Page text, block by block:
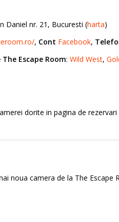
Daniel nr. 21, Bucuresti (harta)
, Cont Facebook,
Escape Room: Wild West,
dorite in pagina de
noua camera de la The Escape